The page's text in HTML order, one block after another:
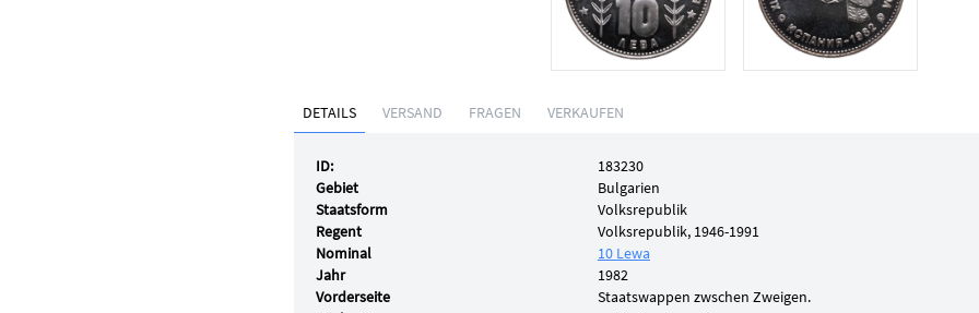
DETAILS VERSAND FRAGEN VERKAUFEN
ID:
183230
Gebiet
Bulgarien
Staatsform
Volksrepublik
Regent
Volksrepublik, 1946-1991
Nominal
10 Lewa
Jahr
1982
Vorderseite
Staatswappen zwschen Zweigen.